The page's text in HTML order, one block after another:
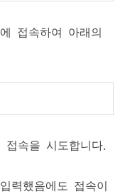
접속하여 아래의
속을 시도합니다.
력했음에도 접속이